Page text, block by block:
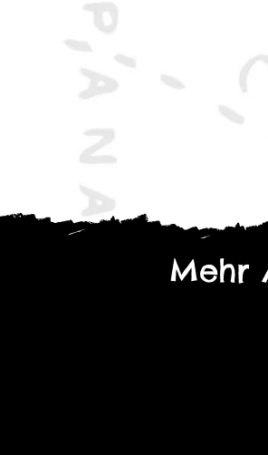
2x
4x
See
in den
Mehr